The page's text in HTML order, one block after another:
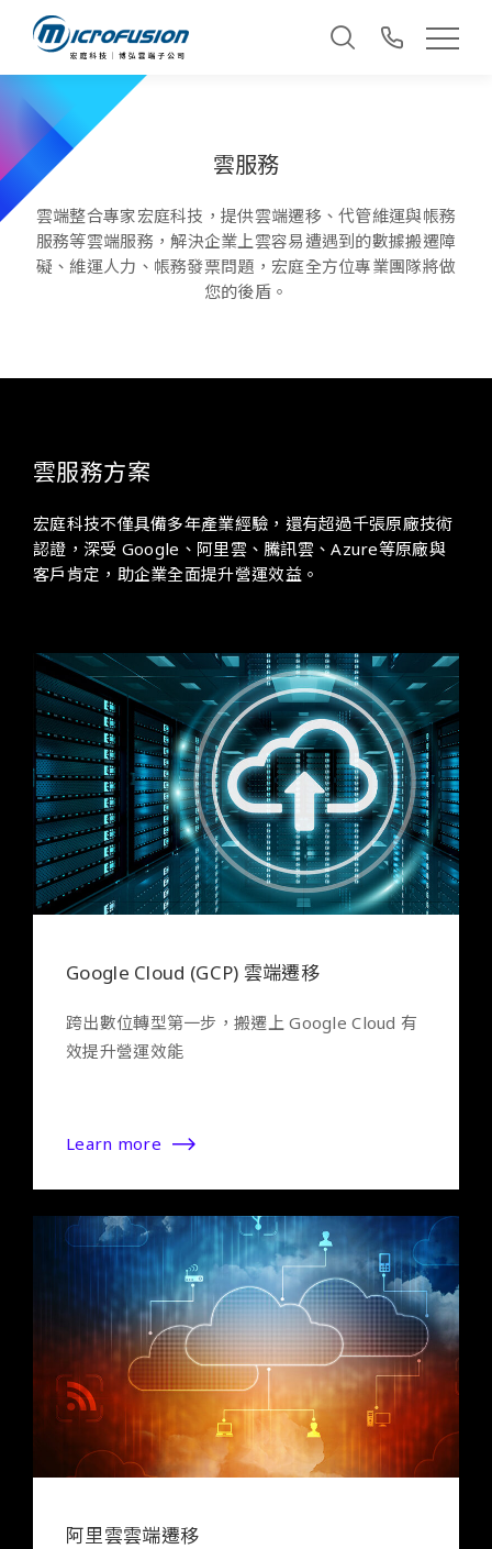
雲服務
雲端整合專家宏庭科技，提供雲端遷移、代管維運與帳務
服務等雲端服務，解決企業上雲容易遭遇到的數據搬遷障
礙、維運人力、帳務發票問題，宏庭全方位專業團隊將做
您的後盾。
雲服務方案
宏庭科技不僅具備多年產業經驗，還有超過千張原廠技術
認證，深受 Google、阿里雲、騰訊雲、Azure等原廠與
客戶肯定，助企業全面提升營運效益。
Google Cloud (GCP) 雲端遷移
跨出數位轉型第一步，搬遷上 Google Cloud 有
效提升營運效能
Learn more
阿里雲雲端遷移